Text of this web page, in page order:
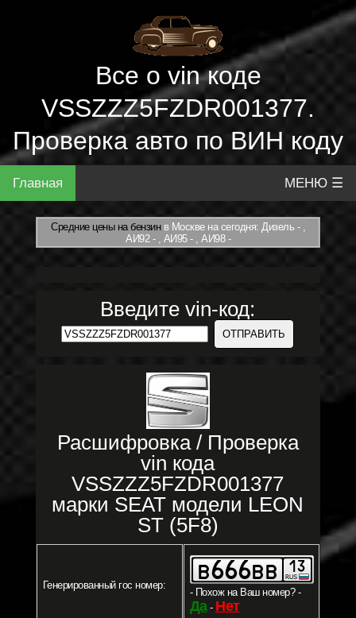
Все о vin коде
VSSZZZ5FZDR001377.
Проверка авто по ВИН коду
Главная МЕНЮ ☰
Средние цены на бензинв Москве на сегодня: Дизель - ,
АИ92 - , АИ95 - , АИ98 -
Введите vin-код:
Расшифровка / Проверка
vin кода
VSSZZZ5FZDR001377
марки SEAT модели LEON
ST (5F8)
Генерированный гос номер:
- Похож на Ваш номер? -
Да- Нет